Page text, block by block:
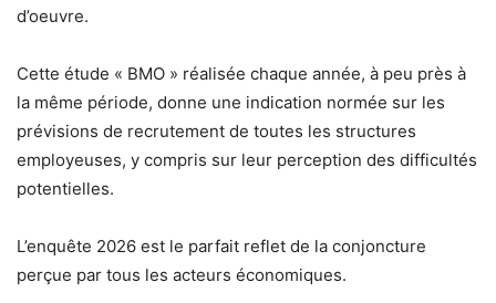
d’oeuvre.
Cette étude « BMO » réalisée chaque année, à peu près à
la même période, donne une indication normée sur les
prévisions de recrutement de toutes les structures
employeuses, y compris sur leur perception des difficultés
potentielles.
L’enquête 2026 est le parfait reflet de la conjoncture
perçue par tous les acteurs économiques.